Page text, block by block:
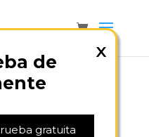
de
gratuita